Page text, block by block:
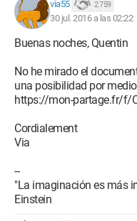
via55 2 759
30 jul. 2016 a las 02:22
Buenas noches, Quentin
No he mirado el
una posibilidad por
https://mon-partage.fr/f/
Cordialement
Via
--
"La imaginación es más
Einstein